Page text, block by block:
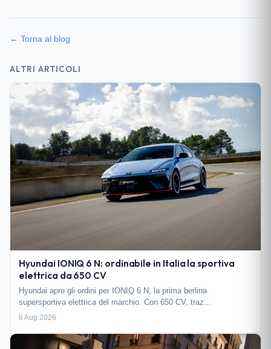
← Torna al blog
ALTRI ARTICOLI
Hyundai IONIQ 6 N: ordinabile in Italia la sportiva
elettrica da 650 CV
Hyundai apre gli ordini per IONIQ 6 N, la prima berlina
supersportiva elettrica del marchio. Con 650 CV, traz…
6 Aug 2026